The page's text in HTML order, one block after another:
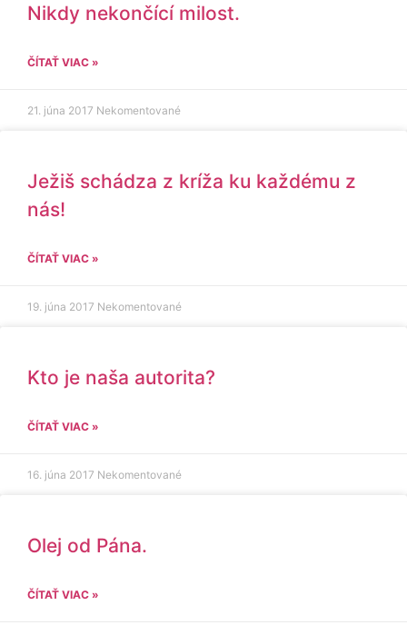
Nikdy nekončící milost.
ČÍTAŤ VIAC »
21. júna 2017 Nekomentované
Ježiš schádza z kríža ku každému z
nás!
ČÍTAŤ VIAC »
19. júna 2017 Nekomentované
Kto je naša autorita?
ČÍTAŤ VIAC »
16. júna 2017 Nekomentované
Olej od Pána.
ČÍTAŤ VIAC »